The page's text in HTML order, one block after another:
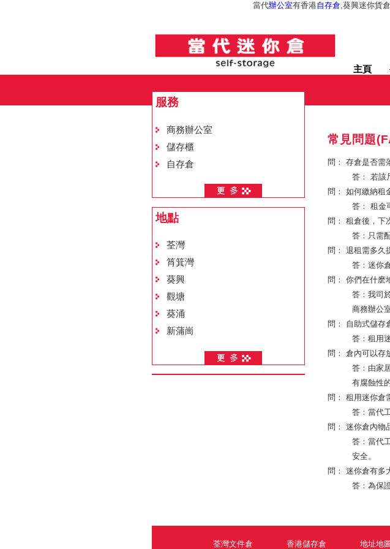
當代辦公室有香港自存倉,葵興迷你貨
主頁
服務
商務辦公室
儲存櫃
自存倉
地點
荃灣
筲箕灣
葵興
觀塘
葵涌
新蒲崗
常見問題
問： 存倉是否需
答： 若該
問： 如何繳納租
答： 租金
問： 租倉後，下
答：只需
問： 退租需多久
答：迷你
問： 你們在什麽
答：我司
商務辦公室
問： 自助式儲存
答：租用
問： 倉內可以存
答：由家
有腐蝕性
問： 租用迷你倉
答：當代
問： 迷你倉內物
答：當代
安全。
問： 迷你倉有多
答：為保
荃灣文件倉 香港儲存倉 地址地圖